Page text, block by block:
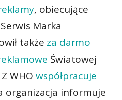
, obiecujące
Marka
także za darmo
Światowej
WHO współpracuje
organizacja informuje